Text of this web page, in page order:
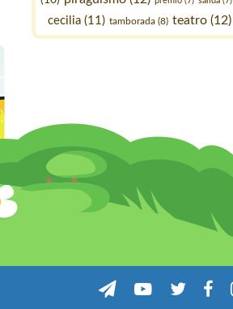
cecilia (11) tamborada (8) teatro (12)